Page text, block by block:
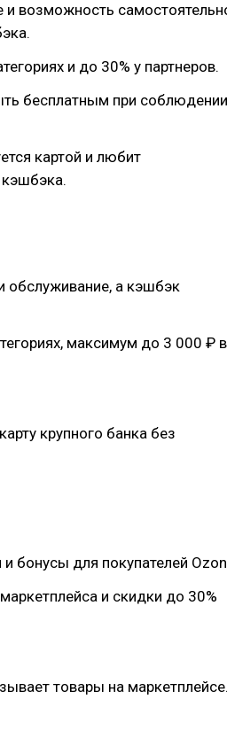
возможность
и до 30% у партнеров.
бесплатным при соблюдении
картой и любит
кэшбэка.
обслуживание, а кэшбэк
максимум до 3 000 ₽ в
крупного банка без
бонусы для покупателей
и скидки до 30%
товары на